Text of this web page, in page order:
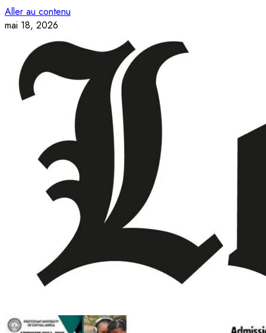
Aller au contenu
mai 18, 2026